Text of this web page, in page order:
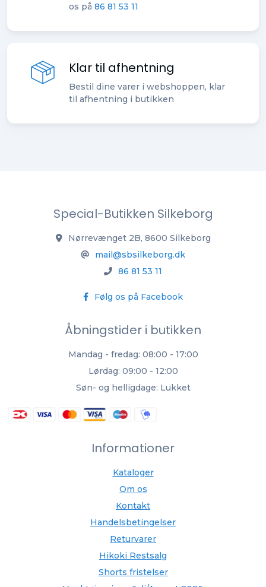
os på 86 81 53 11
Klar til afhentning
Bestil dine varer i webshoppen, klar
til afhentning i butikken
Special-Butikken Silkeborg
Nørrevænget 2B, 8600 Silkeborg
mail@sbsilkeborg.dk
86 81 53 11
Følg os på Facebook
Åbningstider i butikken
Mandag - fredag: 08:00 - 17:00
Lørdag: 09:00 - 12:00
Søn- og helligdage: Lukket
Informationer
Kataloger
Om os
Kontakt
Handelsbetingelser
Returvarer
Hikoki Restsalg
Shorts fristelser